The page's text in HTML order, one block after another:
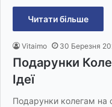
Читати більше
Vitaimo 30 Березня
Подарунки
Ідеї
Подарунки колегам на